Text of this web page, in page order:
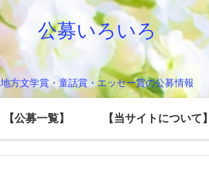
公募いろいろ
地方文学賞・童話賞・エッセー賞の公募情報
【公募一覧】 【当サイトについて】